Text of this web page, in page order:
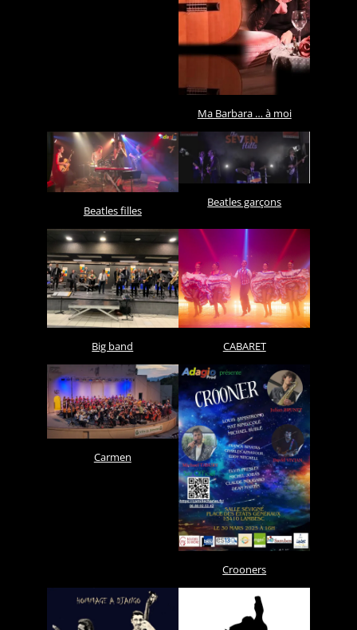
Ma Barbara … à moi
Beatles filles
Beatles garçons
Big band CABARET
Carmen
Crooners